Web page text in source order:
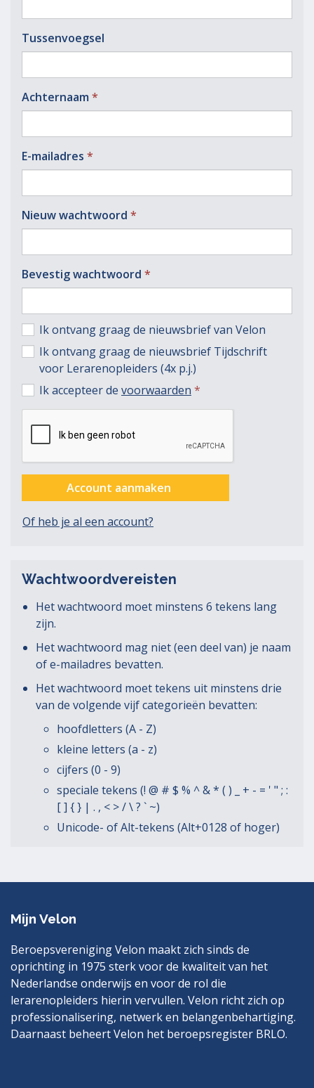
Tussen­voegsel
Achter­naam
E-mail­adres
Nieuw wacht­woord
Bevestig wacht­woord
Ik ontvang graag de nieuwsbrief van Velon
Ik ontvang graag de nieuwsbrief Tijdschrift
voor Lerarenopleiders (4x p.j.)
Ik accepteer de voorwaarden
Account aanmaken
Of heb je al een account?
Wachtwoordvereisten
Het wachtwoord moet minstens 6 tekens lang
zijn.
Het wachtwoord mag niet (een deel van) je naam
of e-mailadres bevatten.
Het wachtwoord moet tekens uit minstens drie
van de volgende vijf categorieën bevatten:
hoofdletters (A - Z)
kleine letters (a - z)
cijfers (0 - 9)
speciale tekens (! @ # $ % ^ & * ( ) _ + - = ' " ; :
[ ] { } | . , < > / \ ? ` ~)
Unicode- of Alt-tekens (Alt+0128 of hoger)
Mijn Velon
Beroepsvereniging Velon maakt zich sinds de
oprichting in 1975 sterk voor de kwaliteit van het
Nederlandse onderwijs en voor de rol die
lerarenopleiders hierin vervullen. Velon richt zich op
professionalisering, netwerk en belangenbehartiging.
Daarnaast beheert Velon het beroepsregister BRLO.